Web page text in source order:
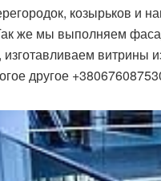
козырьков и
же мы выполняем
изготавливаем витрины
другое